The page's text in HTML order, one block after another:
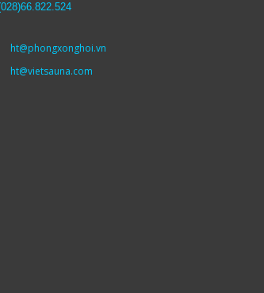
028)66.822.524
ht@phongxonghoi.vn
ht@vietsauna.com